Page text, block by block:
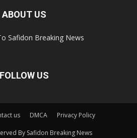
ABOUT US
Safidon Breaking News
FOLLOW US
us DMCA Privacy Policy
By Safidon Breaking News